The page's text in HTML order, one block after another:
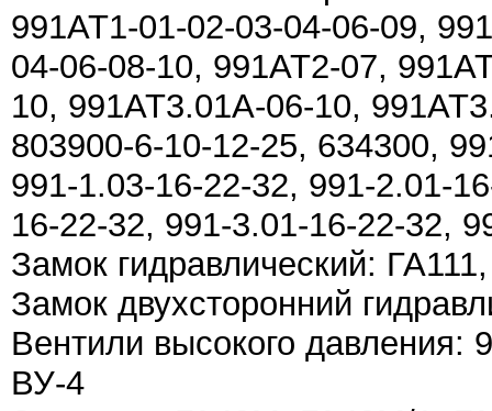
991АТ1-01-02-03-04-06-09,
04-06-08-10, 991АТ2-07,
10, 991АТ3.01А-06-10,
803900-6-10-12-25, 634300,
991-1.03-16-22-32, 991-2.01-
16-22-32, 991-3.01-16-22-32,
Замок гидравлический:
Замок двухсторонний
Вентили высокого
ВУ-4